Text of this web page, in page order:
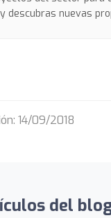
descubras nuevas
14/09/2018
del